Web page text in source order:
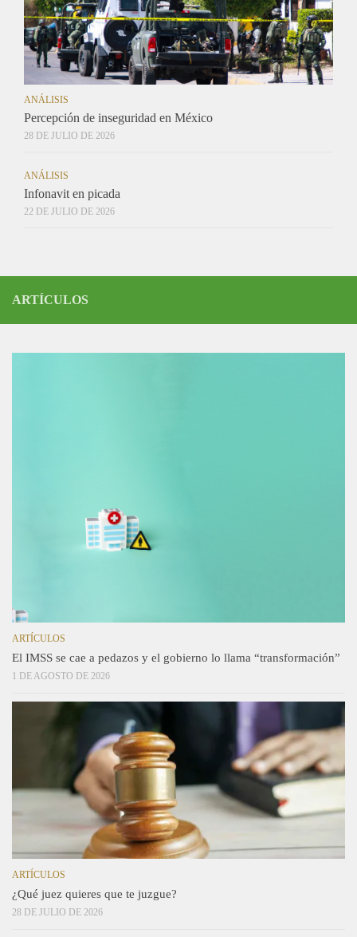
ANÁLISIS
Percepción de inseguridad en México
28 DE JULIO DE 2026
ANÁLISIS
Infonavit en picada
22 DE JULIO DE 2026
ARTÍCULOS
ARTÍCULOS
El IMSS se cae a pedazos y el gobierno lo llama “transformación”
1 DE AGOSTO DE 2026
ARTÍCULOS
¿Qué juez quieres que te juzgue?
28 DE JULIO DE 2026